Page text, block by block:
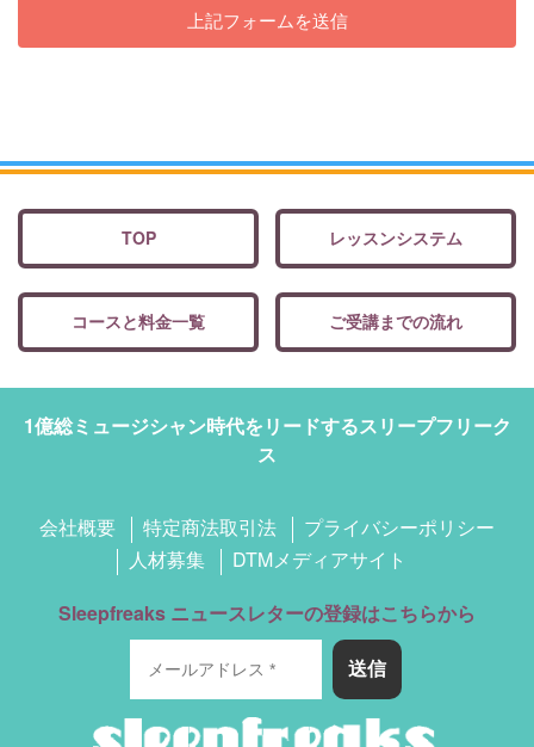
TOP レッスンシステム
コースと料金一覧 ご受講までの流れ
1億総ミュージシャン時代をリードするスリープフリーク
ス
会社概要 特定商法取引法
プライバシーポリシー
人材募集
DTMメディアサイト
Sleepfreaks ニュースレターの登録はこちらから
送信